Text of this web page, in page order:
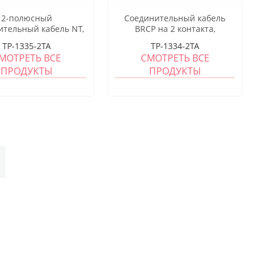
2-полюсный
кабель NT,
«крокодил», 1,5
м
TP-1335-2TA
ВСЕ
ПРОДУКТЫ
Соединительный кабель
BRCP на 2 контакта,
«крокодил», 1,5 м
TP-1334-2TA
СМОТРЕТЬ ВСЕ
ПРОДУКТЫ